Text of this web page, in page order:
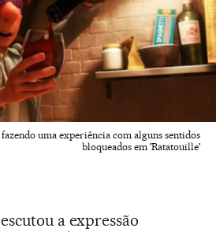
uma experiência com alguns sentidos
bloqueados em 'Ratatouille'
a expressão